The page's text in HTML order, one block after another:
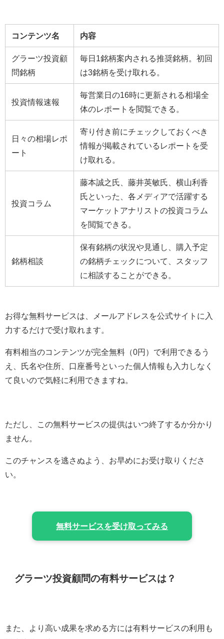
コンテンツ名 内容
グラーツ投資顧
問銘柄
毎日1銘柄案内される推奨銘柄。初回
は3銘柄を受け取れる。
投資情報速報
毎営業日の16時に更新される相場全
体のレポートを閲覧できる。
日々の相場レポ
ート
寄り付き前にチェックしておくべき
情報が掲載されているレポートを受
け取れる。
投資コラム
藤本誠之氏、藤井英敏氏、横山利香
氏といった、各メディアで活躍する
マーケットアナリストの投資コラム
を閲覧できる。
銘柄相談
保有銘柄の状況や見通し、購入予定
の銘柄チェックについて、スタッフ
に相談することができる。
お得な無料サービスは、メールアドレスを公式サイトに入
力するだけで受け取れます。
有料相当のコンテンツが完全無料（0円）で利用できるう
え、氏名や住所、口座番号といった個人情報も入力しなく
て良いので気軽に利用できますね。
ただし、この無料サービスの提供はいつ終了するか分かり
ません。
このチャンスを逃さぬよう、お早めにお受け取りくださ
い。
無料サービスを受け取ってみる
グラーツ投資顧問の有料サービスは？
また、より高い成果を求める方には有料サービスの利用も